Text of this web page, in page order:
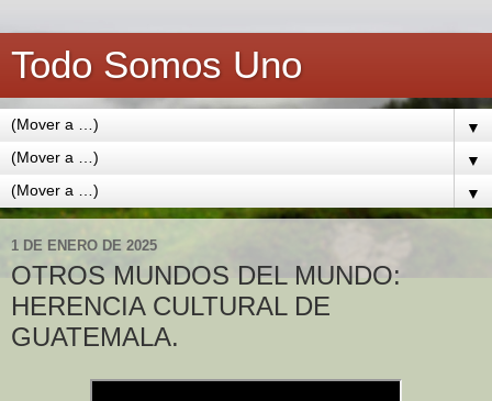
Todo Somos Uno
▼
▼
▼
1 DE ENERO DE 2025
OTROS MUNDOS DEL MUNDO:
HERENCIA CULTURAL DE
GUATEMALA.